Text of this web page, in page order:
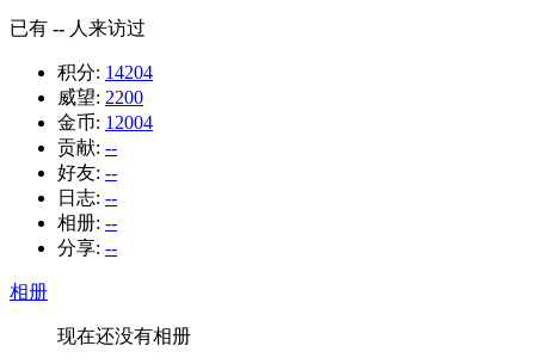
已有 -- 人来访过
积分: 14204
威望: 2200
金币: 12004
贡献: --
好友: --
日志: --
相册: --
分享: --
相册
现在还没有相册